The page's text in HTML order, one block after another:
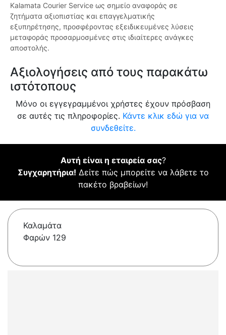
Kalamata Courier Service ως σημείο αναφοράς σε
ζητήματα αξιοπιστίας και επαγγελματικής
εξυπηρέτησης, προσφέροντας εξειδικευμένες λύσεις
μεταφοράς προσαρμοσμένες στις ιδιαίτερες ανάγκες
αποστολής.
Αξιολογήσεις από τους παρακάτω
ιστότοπους
Μόνο οι εγγεγραμμένοι χρήστες έχουν πρόσβαση
σε αυτές τις πληροφορίες. Κάντε κλικ εδώ για να
συνδεθείτε.
Αυτή είναι η εταιρεία σας?
Συγχαρητήρια! Δείτε πώς μπορείτε να λάβετε το
πακέτο βραβείων!
Καλαμάτα
Φαρών 129